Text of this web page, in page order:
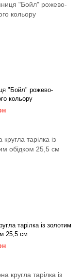
"Бойл" рожево-
кольору
тарілка із золотим
25,5 см